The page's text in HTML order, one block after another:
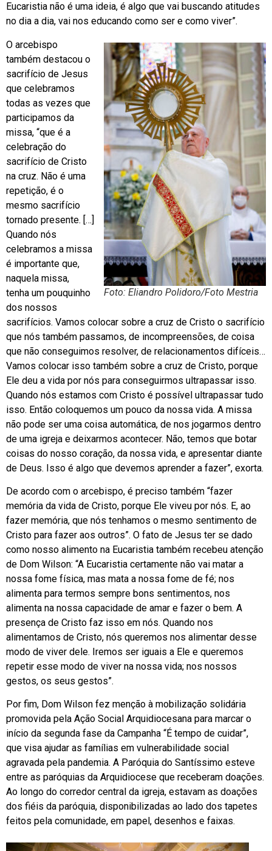
Eucaristia não é uma ideia, é algo que vai buscando atitudes
no dia a dia, vai nos educando como ser e como viver”.
Foto: Eliandro Polidoro/Foto Mestria
O arcebispo
também destacou o
sacrifício de Jesus
que celebramos
todas as vezes que
participamos da
missa, “que é a
celebração do
sacrifício de Cristo
na cruz. Não é uma
repetição, é o
mesmo sacrifício
tornado presente. […]
Quando nós
celebramos a missa
é importante que,
naquela missa,
tenha um pouquinho
dos nossos
sacrifícios. Vamos colocar sobre a cruz de Cristo o sacrifício
que nós também passamos, de incompreensões, de coisa
que não conseguimos resolver, de relacionamentos difíceis…
Vamos colocar isso também sobre a cruz de Cristo, porque
Ele deu a vida por nós para conseguirmos ultrapassar isso.
Quando nós estamos com Cristo é possível ultrapassar tudo
isso. Então coloquemos um pouco da nossa vida. A missa
não pode ser uma coisa automática, de nos jogarmos dentro
de uma igreja e deixarmos acontecer. Não, temos que botar
coisas do nosso coração, da nossa vida, e apresentar diante
de Deus. Isso é algo que devemos aprender a fazer”, exorta.
De acordo com o arcebispo, é preciso também “fazer
memória da vida de Cristo, porque Ele viveu por nós. E, ao
fazer memória, que nós tenhamos o mesmo sentimento de
Cristo para fazer aos outros”. O fato de Jesus ter se dado
como nosso alimento na Eucaristia também recebeu atenção
de Dom Wilson: “A Eucaristia certamente não vai matar a
nossa fome física, mas mata a nossa fome de fé; nos
alimenta para termos sempre bons sentimentos, nos
alimenta na nossa capacidade de amar e fazer o bem. A
presença de Cristo faz isso em nós. Quando nos
alimentamos de Cristo, nós queremos nos alimentar desse
modo de viver dele. Iremos ser iguais a Ele e queremos
repetir esse modo de viver na nossa vida; nos nossos
gestos, os seus gestos”.
Por fim, Dom Wilson fez menção à mobilização solidária
promovida pela Ação Social Arquidiocesana para marcar o
início da segunda fase da Campanha “É tempo de cuidar”,
que visa ajudar as famílias em vulnerabilidade social
agravada pela pandemia. A Paróquia do Santíssimo esteve
entre as paróquias da Arquidiocese que receberam doações.
Ao longo do corredor central da igreja, estavam as doações
dos fiéis da paróquia, disponibilizadas ao lado dos tapetes
feitos pela comunidade, em papel, desenhos e faixas.